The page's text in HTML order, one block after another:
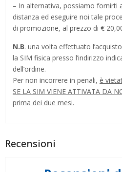
– In alternativa, possiamo fornirti
distanza ed eseguire noi tale
di promozione, al prezzo di €
N.B. una volta effettuato
la SIM fisica presso l’indirizzo
dell’ordine.
Per non incorrere in penali, è
SE LA SIM VIENE ATTIVATA DA
prima dei due mesi.
Recensioni